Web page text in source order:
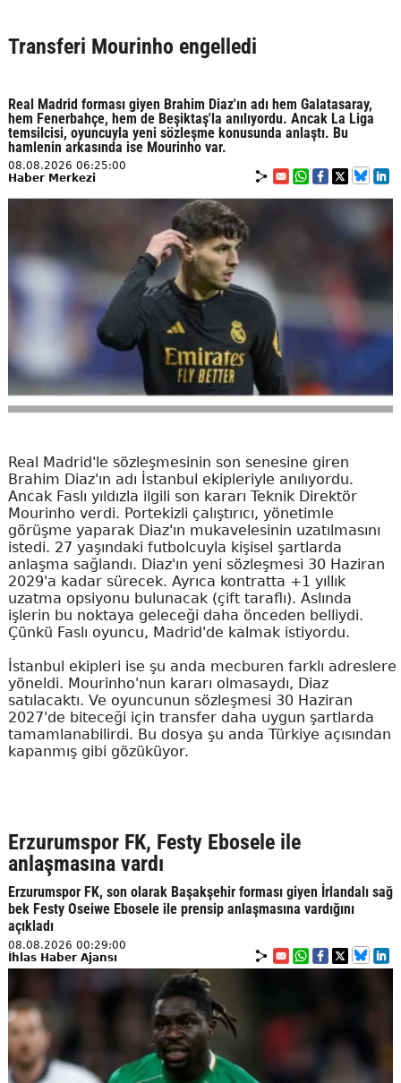
Transferi Mourinho engelledi
Real Madrid forması giyen Brahim Diaz'ın adı hem Galatasaray,
hem Fenerbahçe, hem de Beşiktaş'la anılıyordu. Ancak La Liga
temsilcisi, oyuncuyla yeni sözleşme konusunda anlaştı. Bu
hamlenin arkasında ise Mourinho var.
08.08.2026 06:25:00
Haber Merkezi
Real Madrid'le sözleşmesinin son senesine giren
Brahim Diaz'ın adı İstanbul ekipleriyle anılıyordu.
Ancak Faslı yıldızla ilgili son kararı Teknik Direktör
Mourinho verdi. Portekizli çalıştırıcı, yönetimle
görüşme yaparak Diaz'ın mukavelesinin uzatılmasını
istedi. 27 yaşındaki futbolcuyla kişisel şartlarda
anlaşma sağlandı. Diaz'ın yeni sözleşmesi 30 Haziran
2029'a kadar sürecek. Ayrıca kontratta +1 yıllık
uzatma opsiyonu bulunacak (çift taraflı). Aslında
işlerin bu noktaya geleceği daha önceden belliydi.
Çünkü Faslı oyuncu, Madrid'de kalmak istiyordu.
İstanbul ekipleri ise şu anda mecburen farklı adreslere
yöneldi. Mourinho'nun kararı olmasaydı, Diaz
satılacaktı. Ve oyuncunun sözleşmesi 30 Haziran
2027'de biteceği için transfer daha uygun şartlarda
tamamlanabilirdi. Bu dosya şu anda Türkiye açısından
kapanmış gibi gözüküyor.
Erzurumspor FK, Festy Ebosele ile
anlaşmasına vardı
Erzurumspor FK, son olarak Başakşehir forması giyen İrlandalı sağ
bek Festy Oseiwe Ebosele ile prensip anlaşmasına vardığını
açıkladı
08.08.2026 00:29:00
İhlas Haber Ajansı